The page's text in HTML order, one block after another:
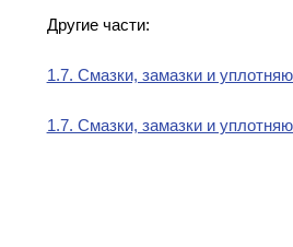
Другие части:
1.7. Смазки, замазки и
1.7. Смазки, замазки и